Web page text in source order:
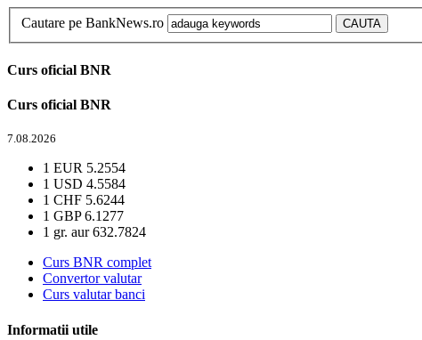
Cautare pe BankNews.ro
Curs oficial BNR
Curs oficial BNR
7.08.2026
1 EUR 5.2554
1 USD 4.5584
1 CHF 5.6244
1 GBP6.1277
1 gr. aur632.7824
Curs BNR complet
Convertor valutar
Curs valutar banci
Informatii utile